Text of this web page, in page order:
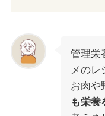
管理栄
メのレ
お肉や
も栄養